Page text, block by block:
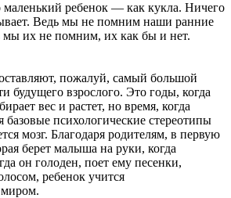
ребенок — как кукла. Ничего
Ведь мы не помним наши ранние
мы их не помним, их как бы и нет.
пожалуй, самый большой
будущего взрослого. Это годы, когда
вес и растет, но время, когда
базовые психологические стереотипы
мозг. Благодаря родителям, в первую
берет малыша на руки, когда
он голоден, поет ему песенки,
ребенок учится
миром.